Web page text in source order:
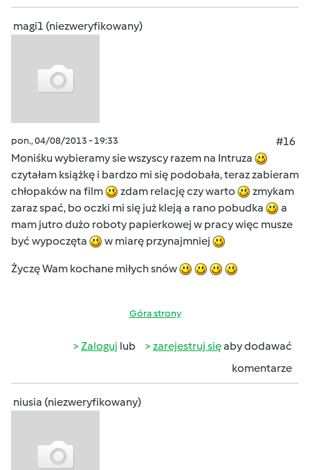
magi1 (niezweryfikowany)
pon., 04/08/2013 - 19:33
#16
Moniśku wybieramy sie wszyscy razem na Intruza
czytałam książkę i bardzo mi się podobała, teraz zabieram
chłopaków na film
zdam relację czy warto
zmykam
zaraz spać, bo oczki mi się już kleją a rano pobudka
a
mam jutro dużo roboty papierkowej w pracy więc musze
być wypoczęta
w miarę przynajmniej
Życzę Wam kochane miłych snów
Góra strony
Zaloguj lub zarejestruj sięaby dodawać
komentarze
niusia (niezweryfikowany)